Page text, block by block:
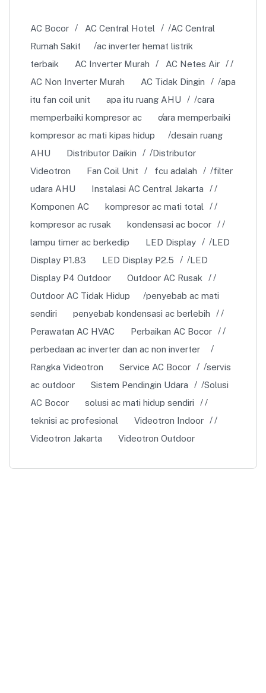
AC Bocor AC Central Hotel
AC Central
Rumah Sakit
ac inverter hemat listrik
terbaik
AC Inverter Murah
AC Netes Air
AC Non Inverter Murah
AC Tidak Dingin
apa
itu fan coil unit
apa itu ruang AHU
cara
memperbaiki kompresor ac
cara memperbaiki
kompresor ac mati kipas hidup
desain ruang
AHU
Distributor Daikin
Distributor
Videotron
Fan Coil Unit fcu adalah
filter
udara AHU
Instalasi AC Central Jakarta
Komponen AC
kompresor ac mati total
kompresor ac rusak
kondensasi ac bocor
lampu timer ac berkedip
LED Display
LED
Display P1.83
LED Display P2.5
LED
Display P4 Outdoor
Outdoor AC Rusak
Outdoor AC Tidak Hidup
penyebab ac mati
sendiri
penyebab kondensasi ac berlebih
Perawatan AC HVAC
Perbaikan AC Bocor
perbedaan ac inverter dan ac non inverter
Rangka Videotron
Service AC Bocor
servis
ac outdoor
Sistem Pendingin Udara
Solusi
AC Bocor
solusi ac mati hidup sendiri
teknisi ac profesional
Videotron Indoor
Videotron Jakarta
Videotron Outdoor